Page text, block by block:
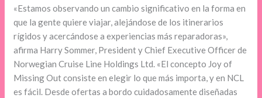
«Estamos observando un cambio significativo en la forma en
que la gente quiere viajar, alejándose de los itinerarios
rígidos y acercándose a experiencias más reparadoras»,
afirma Harry Sommer, President y Chief Executive Officer de
Norwegian Cruise Line Holdings Ltd. «El concepto Joy of
Missing Out consiste en elegir lo que más importa, y en NCL
es fácil. Desde ofertas a bordo cuidadosamente diseñadas